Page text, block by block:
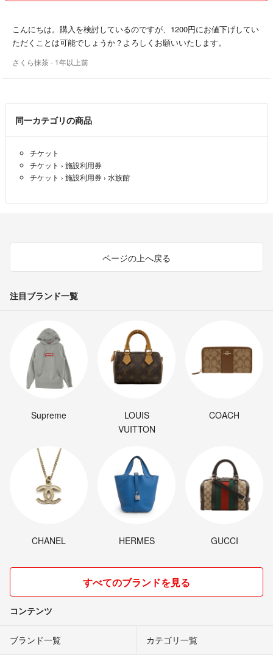
こんにちは。購入を検討しているのですが、1200円にお値下げしてい
ただくことは可能でしょうか？よろしくお願いいたします。
さくら抹茶- 1年以上前
同一カテゴリの商品
チケット
チケット › 施設利用券
チケット › 施設利用券 › 水族館
ページの上へ戻る
注目ブランド一覧
Supreme
LOUIS
VUITTON
COACH
CHANEL HERMES GUCCI
すべてのブランドを見る
コンテンツ
ブランド一覧 カテゴリ一覧